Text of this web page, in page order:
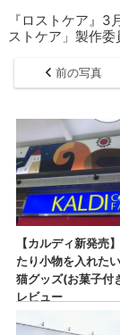
『ロストケア』
ストケア」製作
前の写真